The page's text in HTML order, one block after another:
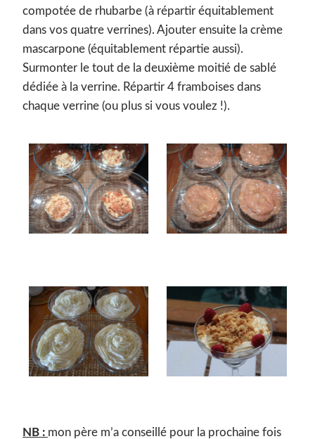
compotée de rhubarbe (à répartir équitablement
dans vos quatre verrines). Ajouter ensuite la crème
mascarpone (équitablement répartie aussi).
Surmonter le tout de la deuxième moitié de sablé
dédiée à la verrine. Répartir 4 framboises dans
chaque verrine (ou plus si vous voulez !).
NB : mon père m’a conseillé pour la prochaine fois